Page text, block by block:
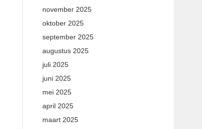
november 2025
oktober 2025
september 2025
augustus 2025
juli 2025
juni 2025
mei 2025
april 2025
maart 2025